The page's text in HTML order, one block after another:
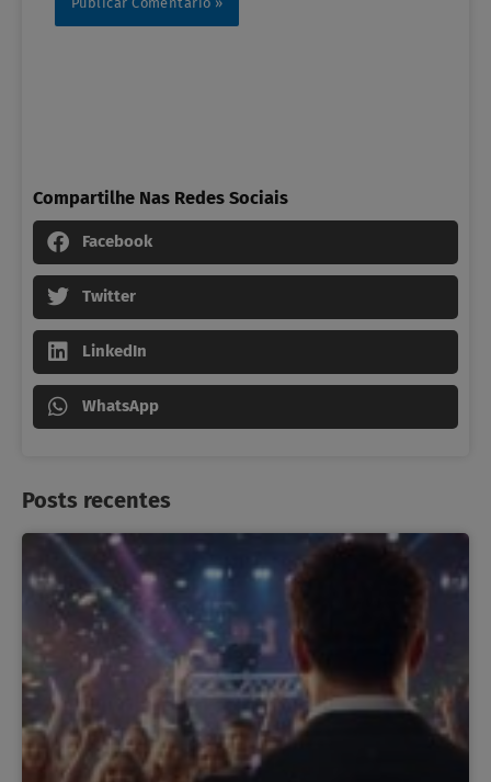
Compartilhe Nas Redes Sociais
Facebook
Twitter
LinkedIn
WhatsApp
Posts recentes